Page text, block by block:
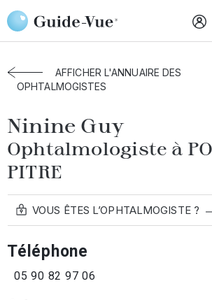
Aller au contenu principal
Accueil Annuaire des ophtalmologistes
Ninine Guy
AFFICHER L'ANNUAIRE DES
OPHTALMOGISTES
Ninine Guy
Ophtalmologiste à
PITRE
VOUS ÊTES L’OPHTALMOGISTE ?
Téléphone
05 90 82 97 06